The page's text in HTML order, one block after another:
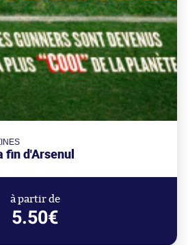
fin d'Arsenul
à partir de
5.50€